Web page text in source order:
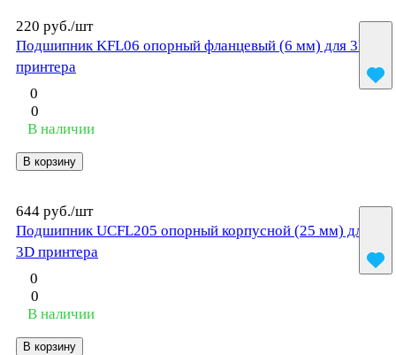
220 руб./шт
Подшипник KFL06 опорный фланцевый (6 мм) для 3D
принтера
0
0
В наличии
В корзину
644 руб./шт
Подшипник UCFL205 опорный корпусной (25 мм) для
3D принтера
0
0
В наличии
В корзину